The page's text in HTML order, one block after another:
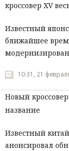
кроссовер XV
Известный
ближайшее
10:31, 21
Новый
название
Известный
анонсировал